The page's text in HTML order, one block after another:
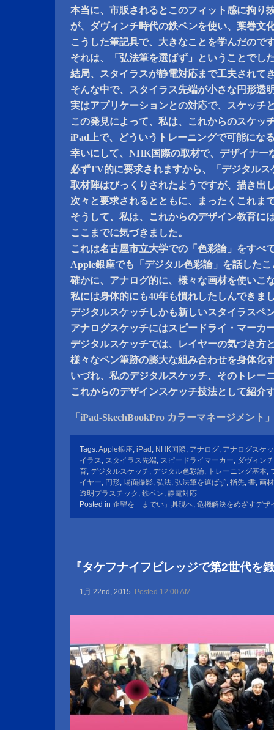
本当に、市販されるとこのフィット感に拘り
が、ダヴィンチ時代の鉄ペンを使い、葉巻文
こうした筆記具で、大きなことを学んだので
それは、「弘法筆を選ばず」ということでし
結局、スタイラスが静電対応まで工夫されて
そんな中で、スタイラス先端が小さな円形透
実はアプリケーションとの対応で、スケッチ
この発見によって、私は、これからのスケッ
iPad上で、どういうトレーニングで可能にな
幸いにして、NHK国際の取材で、デザイナー
必ずTV的に要求されますから、「デジタルス
取材陣はびっくりされたようですが、描き出
次々と要求されるとともに、まったくこれま
そうして、私は、これからのデザイン教育に
ここまでに気づきました。
これは名古屋市立大学での「色彩論」をすべ
Apple銀座でも「デジタル色彩論」を話した
確かに、アナログ的に、様々な画材を使いこ
私には身体的にも40年も慣れしたしんできま
デジタルスケッチしかも新しいスタイラスペ
アナログスケッチにはスピードライ・マーカ
デジタルスケッチでは、レイヤーの気づき方
様々なペン筆跡の膨大な組み合わせを身体化
いづれ、私のデジタルスケッチ、そのトレー
これからのデザインスケッチ技法として紹介
「iPad-SkechBookPro カラーマネージメント」
Tags:Apple銀座, iPad , NHK国際, アナログ, アナログスケ
イラス, スタイラス先端, スピードライマーカー, ダヴィンチ
育, デジタルスケッチ, デジタル色彩論, トレーニング基本,
イヤー, 円形, 場面撮影, 弘法, 弘法筆を選ばず, 指先, 書, 画材
透明プラスチック , 鉄ペン, 静電対応
Posted in 企望を「までい」具現へ, 危機解決をめざすデザ
『タケフナイフビレッジで第2世代を
1月 22nd, 2015 Posted 12:00 AM